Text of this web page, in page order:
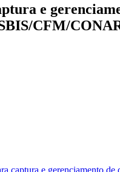
e
CFM/
e gerenciamento de